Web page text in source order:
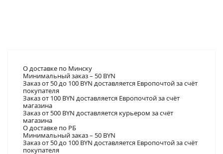
О доставке по Минску
Минимальный заказ – 50 BYN
Заказ от 50 до 100 BYN доставляется Европочтой за счёт
покупателя
Заказ от 100 BYN доставляется Европочтой за счёт
магазина
Заказ от 500 BYN доставляется курьером за счёт
магазина
О доставке по РБ
Минимальный заказ – 50 BYN
Заказ от 50 до 100 BYN доставляется Европочтой за счёт
покупателя
Бумага в листах "Тишью" 50*66 (10
шт.) Розовый-2 1/250